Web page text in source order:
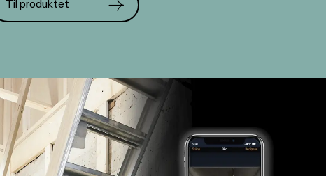
Til produktet